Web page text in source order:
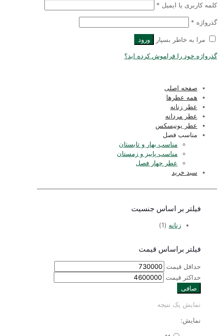
کلمه کاربری یا ایمیل *
گذرواژه *
مرا به خاطر بسپار ورود
گذرواژه خود را فراموش کرده اید؟
صفحه اصلی
همه عطرها
عطر زنانه
عطر مردانه
عطر یونیسکس
مناسب فصل
مناسب بهار و تابستان
مناسب پاییز و زمستان
عطر چهار فصل
سبد خرید
فیلتر بر اساس جنسیت
زنانه (1)
فیلتر براساس قیمت
حداقل قیمت
حداكثر قيمت
صافی
نمایش یک نتیجه
نمایش: